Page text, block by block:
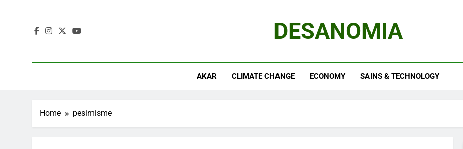
DESANOMIA
AKAR CLIMATE CHANGE ECONOMY SAINS & TECHNOLOGY
Home pesimisme